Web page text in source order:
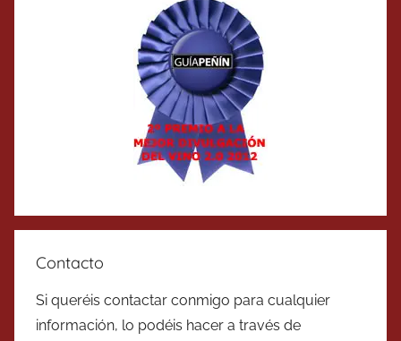
Contacto
Si queréis contactar conmigo para cualquier
información, lo podéis hacer a través de